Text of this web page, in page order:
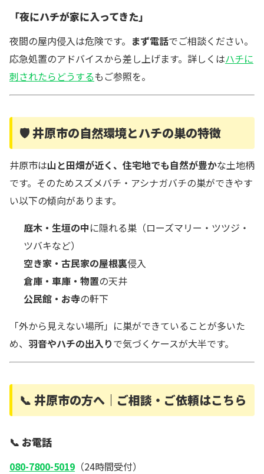
「夜にハチが家に入ってきた」
夜間の屋内侵入は危険です。 まず電話でご相談ください。
応急処置のアドバイスから差し上げます。詳しくはハチに
刺されたらどうするもご参照を。
🛡️ 井原市の自然環境とハチの巣の特徴
井原市は山と田畑が近く、住宅地でも自然が豊かな土地柄
です。そのためスズメバチ・アシナガバチの巣ができやす
い以下の傾向があります。
庭木・生垣の中に隠れる巣（ローズマリー・ツツジ・
ツバキなど）
空き家・古民家の屋根裏侵入
倉庫・車庫・物置の天井
公民館・お寺の軒下
「外から見えない場所」に巣ができていることが多いた
め、 羽音やハチの出入りで気づくケースが大半です。
📞 井原市の方へ｜ご相談・ご依頼はこちら
📞 お電話
080-7800-5019 （24時間受付）